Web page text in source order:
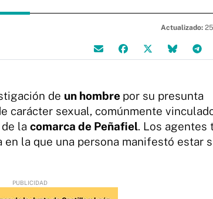
Actualizado:
de un hombre por su presunta
carácter sexual, comúnmente
la comarca de Peñafiel. Los agentes
la que una persona manifestó estar